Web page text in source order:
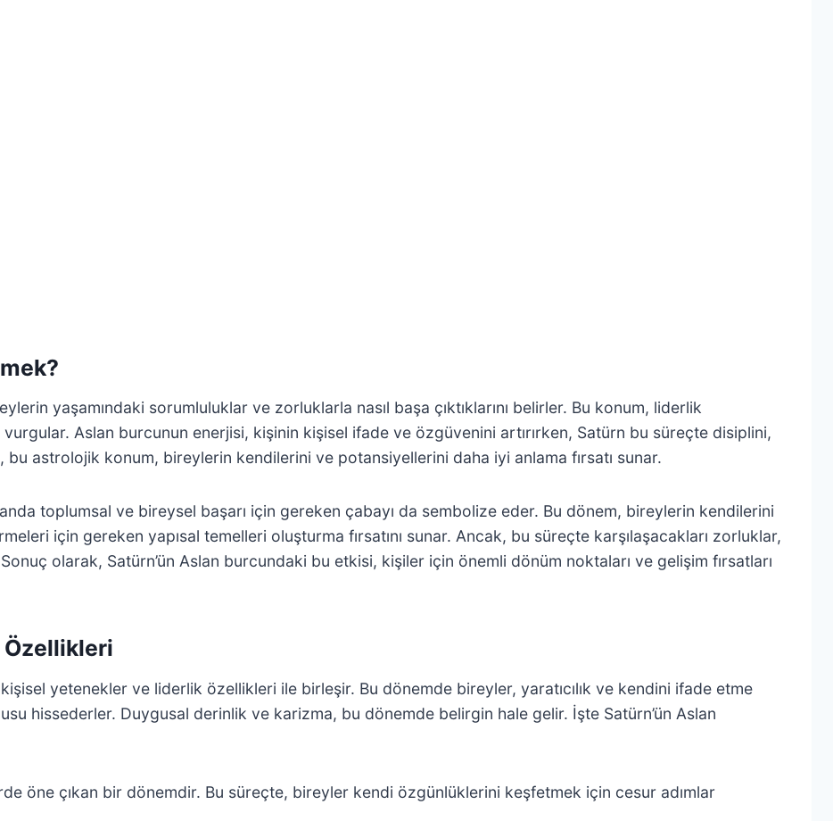
yaşamındaki sorumluluklar ve zorluklarla nasıl başa çıktıklarını belirler. Bu konum, liderlik
vurgular. Aslan burcunun enerjisi, kişinin kişisel ifade ve özgüvenini artırırken, Satürn bu süreçte disiplini,
bu astrolojik konum, bireylerin kendilerini ve potansiyellerini daha iyi anlama fırsatı sunar.
toplumsal ve bireysel başarı için gereken çabayı da sembolize eder. Bu dönem, bireylerin kendilerini
için gereken yapısal temelleri oluşturma fırsatını sunar. Ancak, bu süreçte karşılaşacakları zorluklar,
olarak, Satürn’ün Aslan burcundaki bu etkisi, kişiler için önemli dönüm noktaları ve gelişim fırsatları
Özellikleri
yetenekler ve liderlik özellikleri ile birleşir. Bu dönemde bireyler, yaratıcılık ve kendini ifade etme
hissederler. Duygusal derinlik ve karizma, bu dönemde belirgin hale gelir. İşte Satürn’ün Aslan
öne çıkan bir dönemdir. Bu süreçte, bireyler kendi özgünlüklerini keşfetmek için cesur adımlar